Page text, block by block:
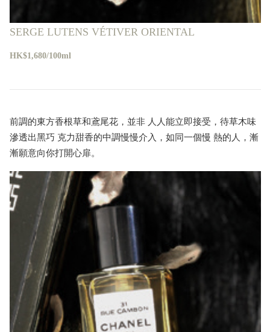
SERGE LUTENS VÉTIVER ORIENTAL
HK$1,680/100ml
前調的東方香根草和鳶尾花，並非 人人能立即接受，待草木味
滲透出黑巧 克力甜香的中調慢慢介入，如同一個慢 熱的人，漸
漸願意向你打開心扉。